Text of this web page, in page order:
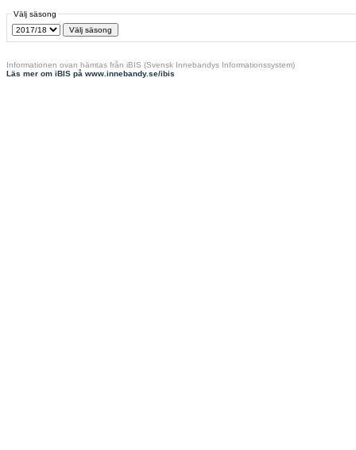
Välj säsong
Informationen ovan hämtas från iBIS (Svensk Innebandys Informationssystem)
Läs mer om iBIS på www.innebandy.se/ibis